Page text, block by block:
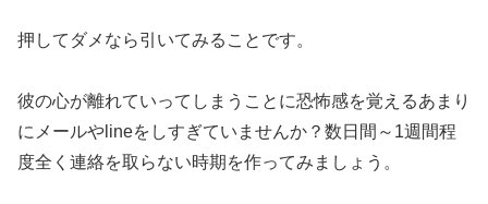
押してダメなら引いてみることです。
彼の心が離れていってしまうことに恐怖感を覚えるあまり
にメールやlineをしすぎていませんか？数日間～1週間程
度全く連絡を取らない時期を作ってみましょう。